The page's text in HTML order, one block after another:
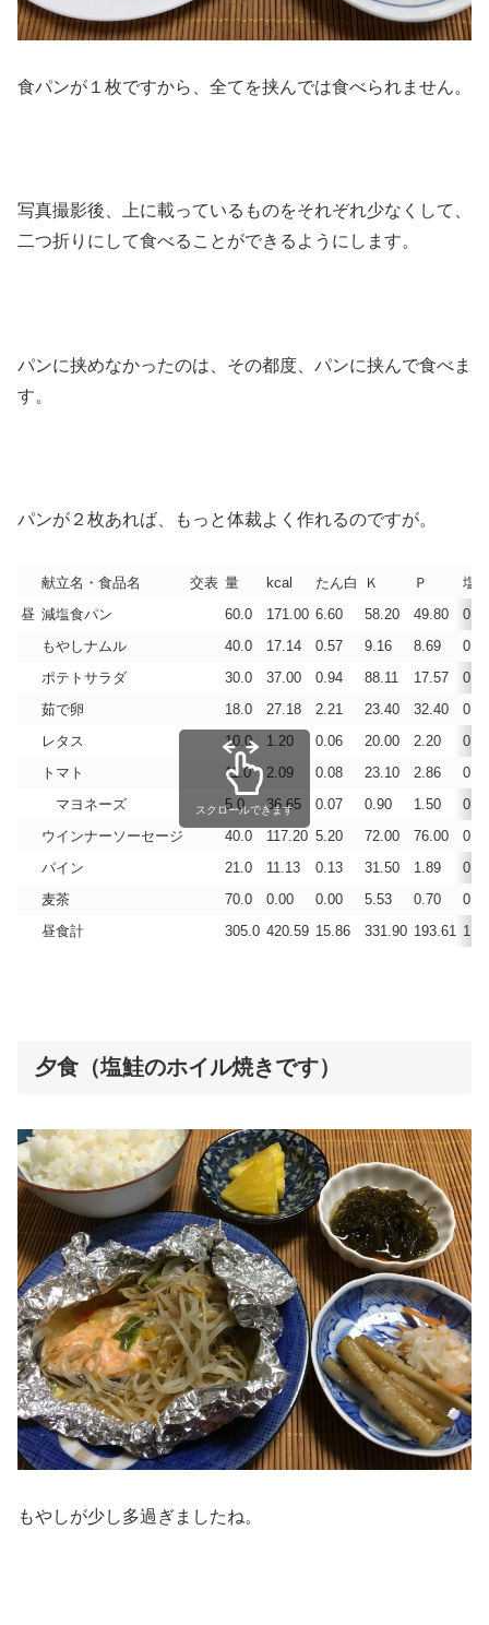
食パンが１枚ですから、全てを挟んでは食べられません。
写真撮影後、上に載っているものをそれぞれ少なくして、
二つ折りにして食べることができるようにします。
パンに挟めなかったのは、その都度、パンに挟んで食べま
す。
パンが２枚あれば、もっと体裁よく作れるのですが。
献立名・食品名 交表 量 kcal たん白 Ｋ Ｐ
塩
昼 減塩食パン 60.0 171.00 6.60 58.20 49.80
もやしナムル
40.0 17.14 0.57 9.16 8.69
ポテトサラダ
30.0 37.00 0.94 88.11 17.57
茹で卵
18.0 27.18 2.21 23.40 32.40
レタス
10.0 1.20 0.06 20.00 2.20
トマト
11.0 2.09 0.08 23.10 2.86
マヨネーズ
5.0 36.65 0.07 0.90 1.50
ウインナーソーセージ
40.0 117.20 5.20 72.00 76.00
パイン
21.0 11.13 0.13 31.50 1.89
麦茶
70.0 0.00 0.00 5.53 0.70
昼食計
305.0 420.59 15.86 331.90 193.61
スクロールできます
夕食（塩鮭のホイル焼きです）
もやしが少し多過ぎましたね。